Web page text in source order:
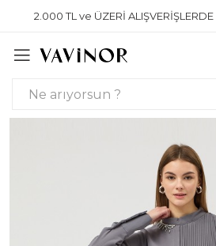
2.000 TL ve ÜZERİ ALIŞVERİŞLERDE